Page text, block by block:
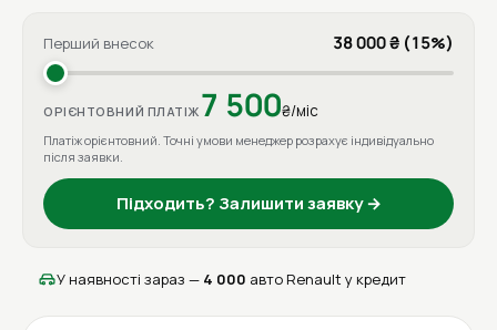
Перший внесок 38 000 ₴ (15%)
ОРІЄНТОВНИЙ ПЛАТІЖ 7 500₴/міс
Платіж орієнтовний. Точні умови менеджер розрахує індивідуально
після заявки.
Підходить? Залишити заявку →
У наявності зараз — 4 000 авто Renault у кредит